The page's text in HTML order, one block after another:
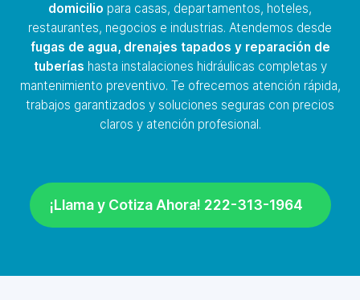
domicilio para casas, departamentos, hoteles,
restaurantes, negocios e industrias. Atendemos desde
fugas de agua, drenajes tapados y reparación de
tuberías hasta instalaciones hidráulicas completas y
mantenimiento preventivo. Te ofrecemos atención rápida,
trabajos garantizados y soluciones seguras con precios
claros y atención profesional.
¡Llama y Cotiza Ahora! 222-313-1964